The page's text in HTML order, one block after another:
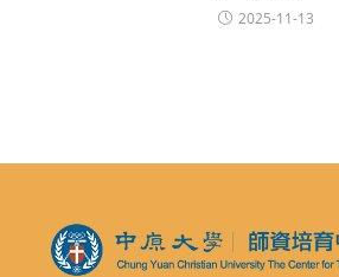
2025-11-13